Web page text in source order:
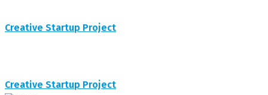
Creative Startup Project
Creative Startup Project